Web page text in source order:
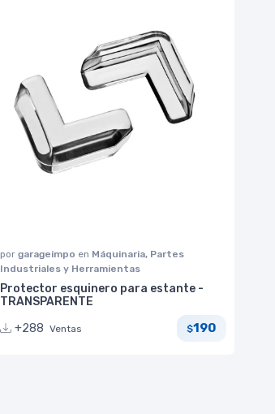
por garageimpo en Máquinaria, Partes
Industriales y Herramientas
Protector esquinero para estante -
TRANSPARENTE
+288 Ventas $190